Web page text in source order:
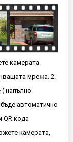
камерата
мрежа. 2.
( напълно
автоматично
QR кода
камерата,